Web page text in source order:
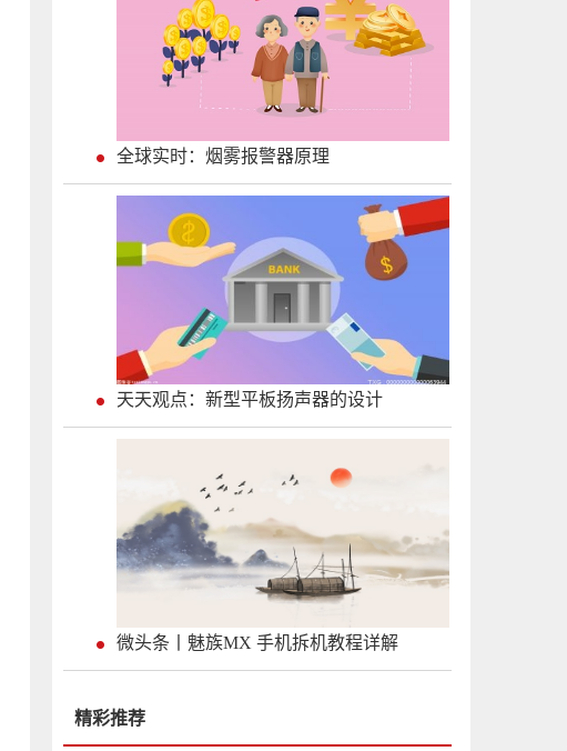
全球实时：烟雾报警器原理
天天观点：新型平板扬声器的设计
微头条丨魅族MX 手机拆机教程详解
精彩推荐